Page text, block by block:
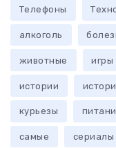
Телефоны
алкоголь
животные игры
истории
курьезы
самые сериалы